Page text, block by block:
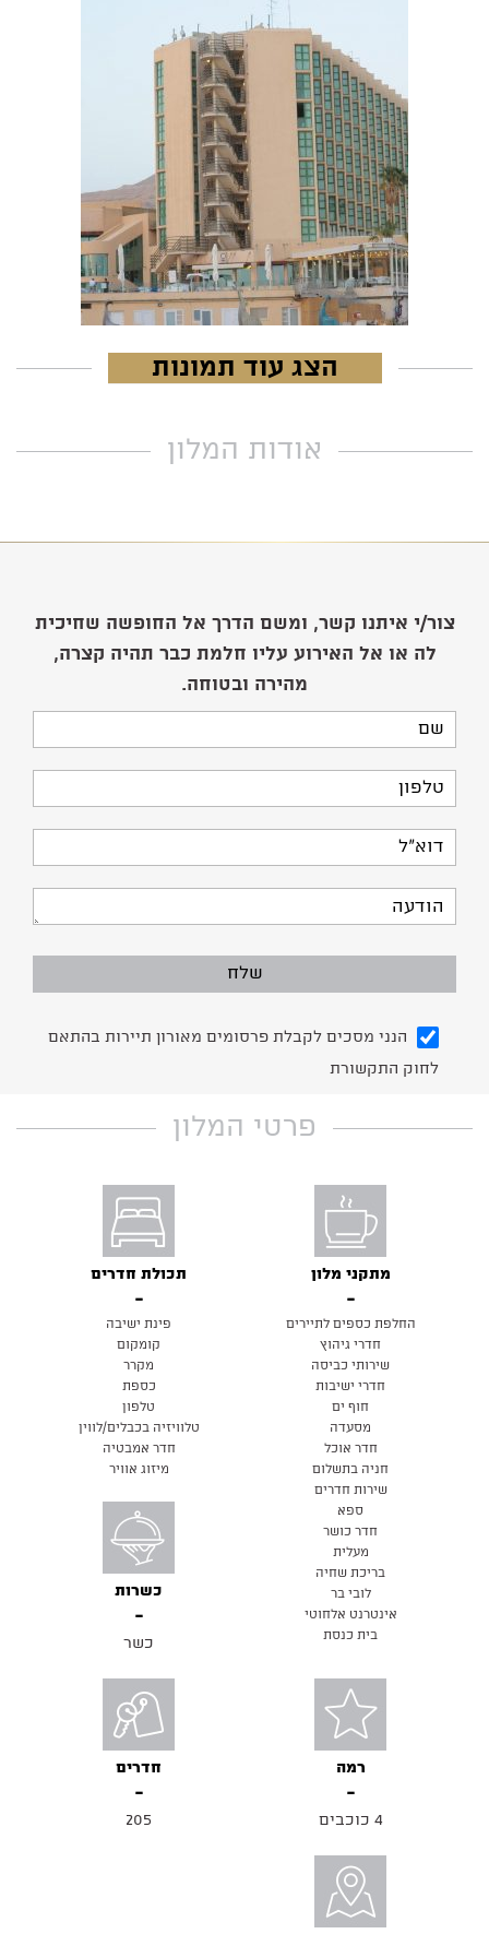
הצג עוד תמונות
אודות המלון
צור/י איתנו קשר, ומשם הדרך אל החופשה שחיכית
לה או אל האירוע עליו חלמת כבר תהיה קצרה,
מהירה ובטוחה.
שם
טלפון
דוא"ל
הודעה
הנני מסכים לקבלת פרסומים מאורון תיירות בהתאם
לחוק התקשורת
פרטי המלון
מתקני מלון
החלפת כספים לתיירים
חדרי גיהוץ
שירותי כביסה
חדרי ישיבות
חוף ים
מסעדה
חדר אוכל
חניה בתשלום
שירות חדרים
ספא
חדר כושר
מעלית
בריכת שחיה
לובי בר
אינטרנט אלחוטי
בית כנסת
תכולת חדרים
פינת ישיבה
קומקום
מקרר
כספת
טלפון
טלוויזיה בכבלים/לווין
חדר אמבטיה
מיזוג אוויר
כשרות
כשר
רמה
4 כוכבים
חדרים
205